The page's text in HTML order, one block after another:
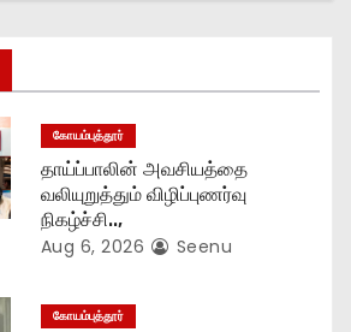
கோயம்புத்தூர்
தாய்ப்பாலின் அவசியத்தை
வலியுறுத்தும் விழிப்புணர்வு
நிகழ்ச்சி..,
Aug 6, 2026 Seenu
கோயம்புத்தூர்